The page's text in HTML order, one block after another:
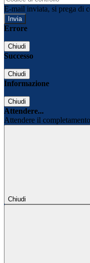
E-mail inviata, si prega di
Errore
Chiudi
Successo
Chiudi
Informazione
Chiudi
Attendere...
Attendere il
Chiudi